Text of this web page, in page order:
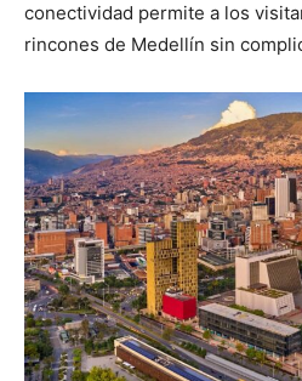
conectividad permite a los
rincones de Medellín sin